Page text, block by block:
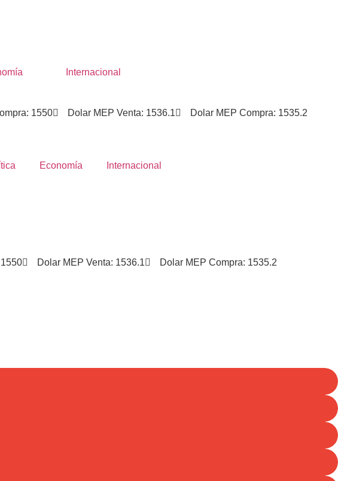
Internacional
1550 Dolar MEP Venta: 1536.1
Dolar MEP Compra: 1535.2
Economía Internacional
Dolar MEP Venta: 1536.1 Dolar MEP Compra: 1535.2